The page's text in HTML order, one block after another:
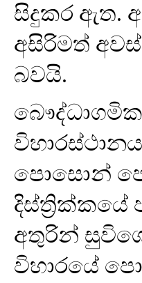
සිදුකර ඇත.
අසිරිමත්
බවයි.
පොසොන්
අතුරින්
විහාරයේ